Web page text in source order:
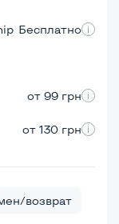
Бесплатно
от 99 грн
от 130 грн
возврат